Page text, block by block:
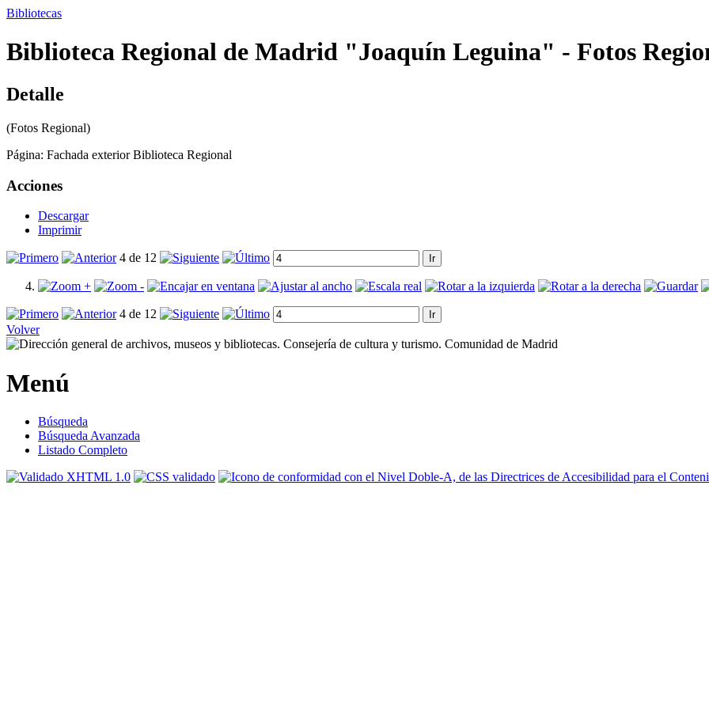
Bibliotecas
Biblioteca Regional de Madrid "Joaquín Leguina" - Fotos
Detalle
(Fotos Regional)
Página: Fachada exterior Biblioteca Regional
Acciones
Descargar
Imprimir
4 de 12
4 de 12
Volver
Menú
Búsqueda
Búsqueda Avanzada
Listado Completo